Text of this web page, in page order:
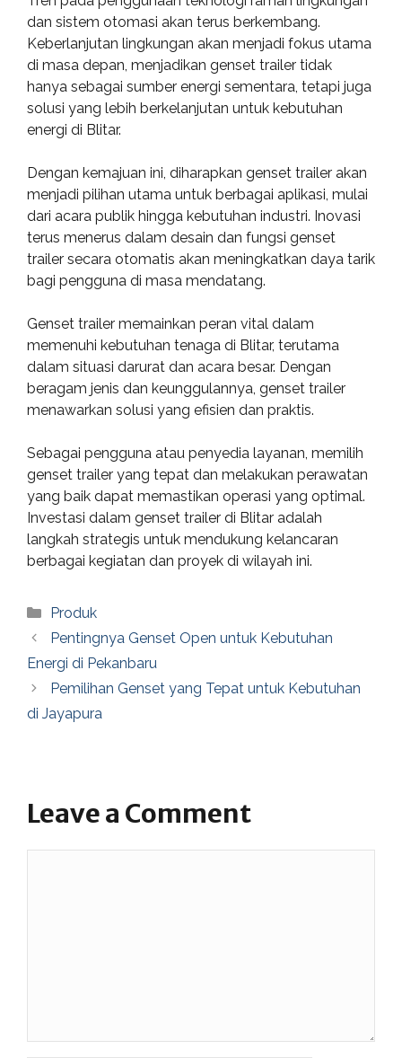
dan sistem otomasi akan terus berkembang.
Keberlanjutan lingkungan akan menjadi fokus utama
di masa depan, menjadikan genset trailer tidak
hanya sebagai sumber energi sementara, tetapi juga
solusi yang lebih berkelanjutan untuk kebutuhan
energi di Blitar.
Dengan kemajuan ini, diharapkan genset trailer akan
menjadi pilihan utama untuk berbagai aplikasi, mulai
dari acara publik hingga kebutuhan industri. Inovasi
terus menerus dalam desain dan fungsi genset
trailer secara otomatis akan meningkatkan daya tarik
bagi pengguna di masa mendatang.
Genset trailer memainkan peran vital dalam
memenuhi kebutuhan tenaga di Blitar, terutama
dalam situasi darurat dan acara besar. Dengan
beragam jenis dan keunggulannya, genset trailer
menawarkan solusi yang efisien dan praktis.
Sebagai pengguna atau penyedia layanan, memilih
genset trailer yang tepat dan melakukan perawatan
yang baik dapat memastikan operasi yang optimal.
Investasi dalam genset trailer di Blitar adalah
langkah strategis untuk mendukung kelancaran
berbagai kegiatan dan proyek di wilayah ini.
Categories
Produk
Pentingnya Genset Open untuk Kebutuhan
Energi di Pekanbaru
Pemilihan Genset yang Tepat untuk Kebutuhan
di Jayapura
Leave a Comment